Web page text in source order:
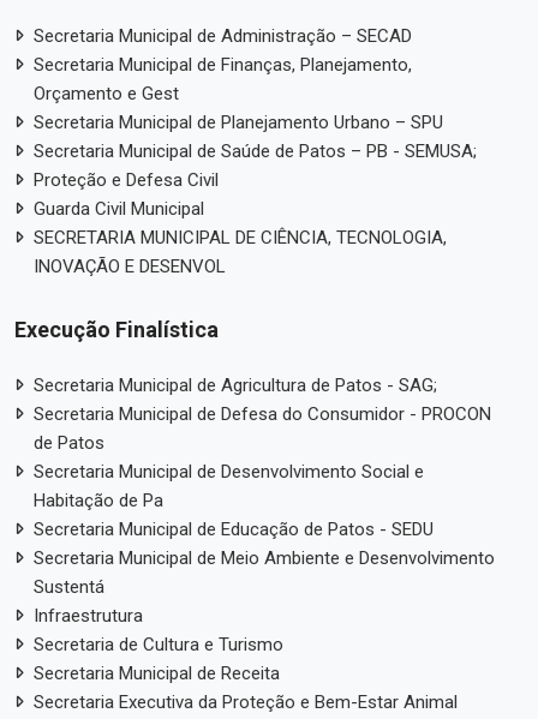
Secretaria Municipal de Administração – SECAD
Secretaria Municipal de Finanças, Planejamento,
Orçamento e Gest
Secretaria Municipal de Planejamento Urbano – SPU
Secretaria Municipal de Saúde de Patos – PB - SEMUSA;
Proteção e Defesa Civil
Guarda Civil Municipal
SECRETARIA MUNICIPAL DE CIÊNCIA, TECNOLOGIA,
INOVAÇÃO E DESENVOL
Execução Finalística
Secretaria Municipal de Agricultura de Patos - SAG;
Secretaria Municipal de Defesa do Consumidor - PROCON
de Patos
Secretaria Municipal de Desenvolvimento Social e
Habitação de Pa
Secretaria Municipal de Educação de Patos - SEDU
Secretaria Municipal de Meio Ambiente e Desenvolvimento
Sustentá
Infraestrutura
Secretaria de Cultura e Turismo
Secretaria Municipal de Receita
Secretaria Executiva da Proteção e Bem-Estar Animal